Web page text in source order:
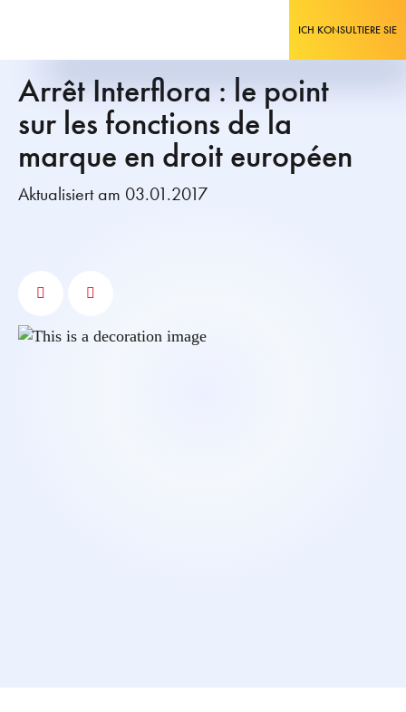
ICH KONSULTIERE SIE
Arrêt Interflora : le point
sur les fonctions de la
marque en droit européen
Aktualisiert am 03.01.2017